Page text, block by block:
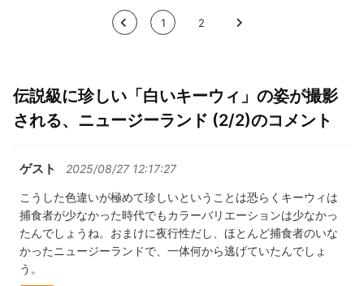
< 1 2 >
伝説級に珍しい「白いキーウィ」の姿が撮影
される、ニュージーランド (2/2)のコメント
ゲスト 2025/08/27 12:17:27
こうした色違いが極めて珍しいということは恐らくキーウィは
捕食者が少なかった時代でもカラーバリエーションは少なかっ
たんでしょうね。おまけに夜行性だし、ほとんど捕食者のいな
かったニュージーランドで、一体何から逃げていたんでしょ
う。